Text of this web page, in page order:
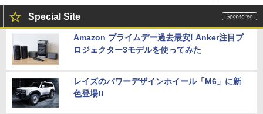
Special Site
Amazon プライムデー過去最安! Anker注目プ
ロジェクター3モデルを使ってみた
レイズのパワーデザインホイール「M6」に新
色登場!!